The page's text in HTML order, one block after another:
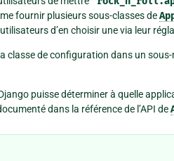
fournir plusieurs sous-classes de
d’en choisir une via leur
classe de configuration dans un
puisse déterminer à quelle
dans la référence de l’API de